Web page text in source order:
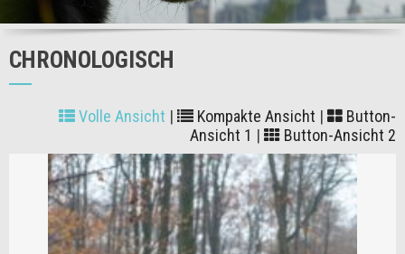
CHRONOLOGISCH
Volle Ansicht | Kompakte Ansicht |
Button-
Ansicht 1 | Button-Ansicht 2